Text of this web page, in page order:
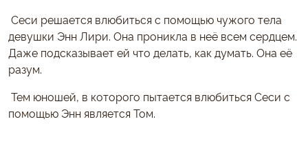
Сеси решается влюбиться с помощью чужого тела
девушки Энн Лири. Она проникла в неё всем сердцем.
Даже подсказывает ей что делать, как думать. Она её
разум.
Тем юношей, в которого пытается влюбиться Сеси с
помощью Энн является Том.